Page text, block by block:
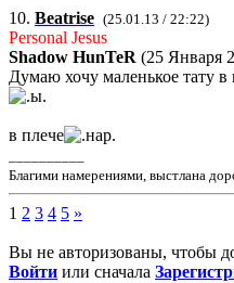
10. Beatrise (25.01.13 / 22:22)
Personal Jesus
Shadow HunTeR (25 Января
Думаю хочу маленькое тату в
в плече
Благими намерениями, выстлана
1 2 3 4 5 »
Вы не авторизованы, чтобы
Войти или сначала